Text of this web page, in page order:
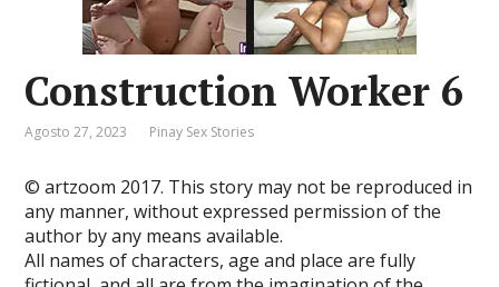
Construction Worker 6
Agosto 27, 2023 Pinay Sex Stories
© artzoom 2017. This story may not be reproduced in
any manner, without expressed permission of the
author by any means available.
All names of characters, age and place are fully